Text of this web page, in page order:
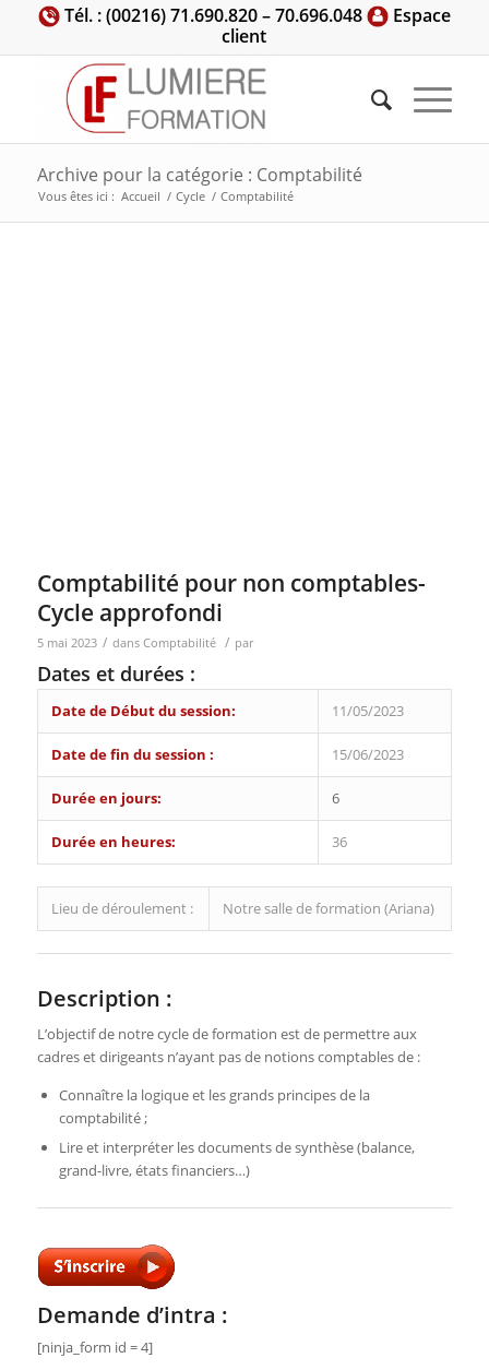
Tél. : (00216) 71.690.820 – 70.696.048
Espace
client
Archive pour la catégorie : Comptabilité
Vous êtes ici : Accueil / Cycle / Comptabilité
Comptabilité pour non comptables-
Cycle approfondi
5 mai 2023 / dans Comptabilité / par
Dates et durées :
Date de Début du session: 11/05/2023
Date de fin du session : 15/06/2023
Durée en jours: 6
Durée en heures: 36
Lieu de déroulement : Notre salle de formation (Ariana)
Description :
L’objectif de notre cycle de formation est de permettre aux
cadres et dirigeants n’ayant pas de notions comptables de :
Connaître la logique et les grands principes de la
comptabilité ;
Lire et interpréter les documents de synthèse (balance,
grand-livre, états financiers…)
Demande d’intra :
[ninja_form id = 4]